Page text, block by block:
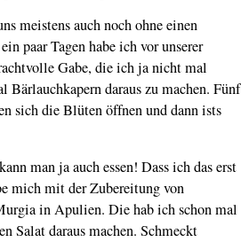
meistens auch noch ohne einen
paar Tagen habe ich vor unserer
Gabe, die ich ja nicht mal
daraus zu machen. Fünf
sich die Blüten öffnen und dann ists
man ja auch essen! Dass ich das erst
mich mit der Zubereitung von
in Apulien. Die hab ich schon mal
Salat daraus machen. Schmeckt